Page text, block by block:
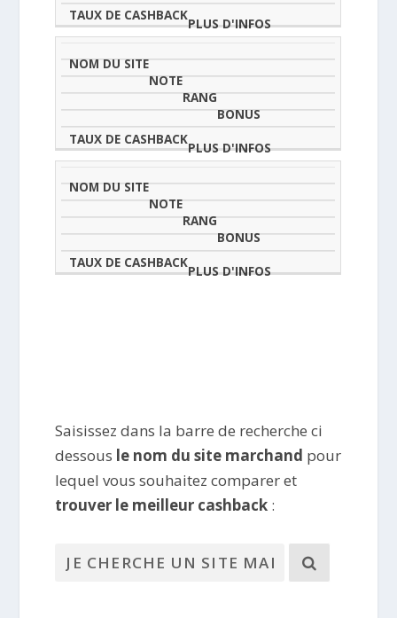
Saisissez dans la barre de recherche ci
dessous le nom du site marchand pour
lequel vous souhaitez comparer et
trouver le meilleur cashback :